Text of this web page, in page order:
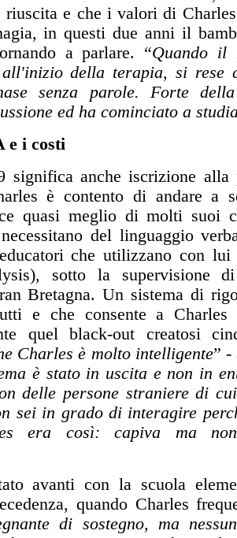
riuscita e che i valori di
in questi due anni il
a parlare. “Quando il
della terapia, si rese
senza parole. Forte
ed ha cominciato a
e i costi
significa anche iscrizione
è contento di andare a
quasi meglio di molti suoi
del linguaggio
che utilizzano con
sotto la supervisione
Bretagna. Un sistema di
e che consente a Charles
quel black-out creatosi
Charles è molto intelligente” -
è stato in uscita e non in
delle persone straniere di
sei in grado di interagire
era così: capiva ma
avanti con la scuola
quando Charles
di sostegno, ma